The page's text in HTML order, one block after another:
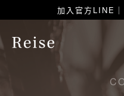
加入官方LINE